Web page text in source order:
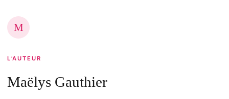
M
L’AUTEUR
Maëlys Gauthier